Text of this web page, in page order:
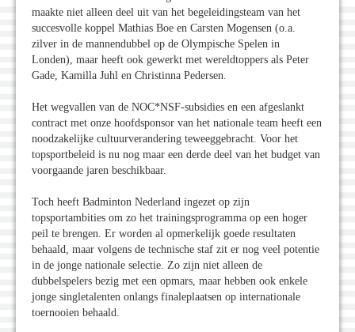
maakte niet alleen deel uit van het begeleidingsteam van het
succesvolle koppel Mathias Boe en Carsten Mogensen (o.a.
zilver in de mannendubbel op de Olympische Spelen in
Londen), maar heeft ook gewerkt met wereldtoppers als Peter
Gade, Kamilla Juhl en Christinna Pedersen.
Het wegvallen van de NOC*NSF-subsidies en een afgeslankt
contract met onze hoofdsponsor van het nationale team heeft een
noodzakelijke cultuurverandering teweeggebracht. Voor het
topsportbeleid is nu nog maar een derde deel van het budget van
voorgaande jaren beschikbaar.
Toch heeft Badminton Nederland ingezet op zijn
topsportambities om zo het trainingsprogramma op een hoger
peil te brengen. Er worden al opmerkelijk goede resultaten
behaald, maar volgens de technische staf zit er nog veel potentie
in de jonge nationale selectie. Zo zijn niet alleen de
dubbelspelers bezig met een opmars, maar hebben ook enkele
jonge singletalenten onlangs finaleplaatsen op internationale
toernooien behaald.